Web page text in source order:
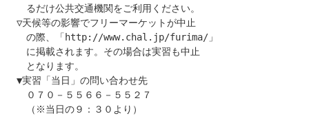
るだけ公共交通機関をご利用ください。
▽天候等の影響でフリーマーケットが中止
の際、「http://www.chal.jp/furima/」
に掲載されます。その場合は実習も中止
となります。
▼実習「当日」の問い合わせ先
０７０－５５６６－５５２７
（※当日の９：３０より）